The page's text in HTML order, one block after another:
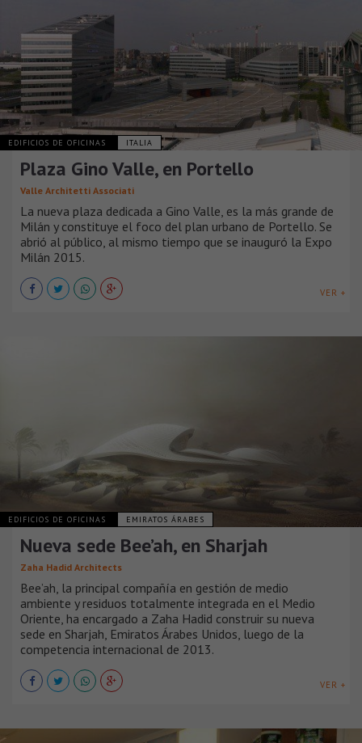
EDIFICIOS DE OFICINAS ITALIA
Plaza Gino Valle, en Portello
Valle Architetti Associati
La nueva plaza dedicada a Gino Valle, es la más grande de
Milán y constituye el foco del plan urbano de Portello. Se
abrió al público, al mismo tiempo que se inauguró la Expo
Milán 2015.
VER +
EDIFICIOS DE OFICINAS EMIRATOS ÁRABES
Nueva sede Bee’ah, en Sharjah
Zaha Hadid Architects
Bee’ah, la principal compañía en gestión de medio
ambiente y residuos totalmente integrada en el Medio
Oriente, ha encargado a Zaha Hadid construir su nueva
sede en Sharjah, Emiratos Árabes Unidos, luego de la
competencia internacional de 2013.
VER +